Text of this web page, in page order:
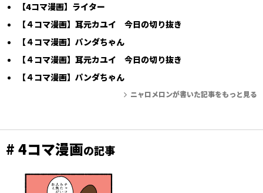
【4コマ漫画】ライター
【４コマ漫画】耳元カユイ 今日の切り抜き
【４コマ漫画】パンダちゃん
【４コマ漫画】耳元カユイ 今日の切り抜き
【４コマ漫画】パンダちゃん
ニャロメロンが書いた記事をもっと見る
# 4コマ漫画の記事